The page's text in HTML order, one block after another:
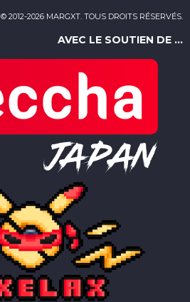
© 2012-2026 MARGXT. TOUS DROITS RÉSERVÉS.
AVEC LE SOUTIEN DE ...